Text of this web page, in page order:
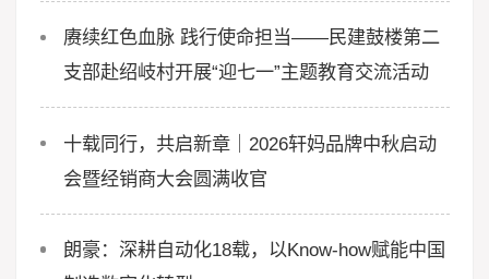
赓续红色血脉 践行使命担当——民建鼓楼第二
支部赴绍岐村开展“迎七一”主题教育交流活动
十载同行，共启新章｜2026轩妈品牌中秋启动
会暨经销商大会圆满收官
朗豪：深耕自动化18载，以Know-how赋能中国